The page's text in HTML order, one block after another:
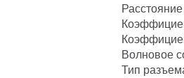
Волновое
Тип